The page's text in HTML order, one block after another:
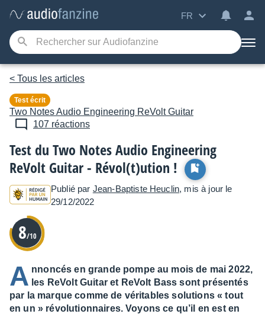
FR
< Tous les articles
Test écrit
Two Notes Audio Engineering ReVolt Guitar
107 réactions
Test du Two Notes Audio Engineering
ReVolt Guitar - Révol(t)ution !
Publié par Jean-Baptiste Heuclin, mis à jour le
29/12/2022
8/10
A nnoncés en grande pompe au mois de mai 2022,
les ReVolt Guitar et ReVolt Bass sont présentés
par la marque comme de véritables solutions « tout
en un » révolutionnaires. Voyons ce qu’il en est en